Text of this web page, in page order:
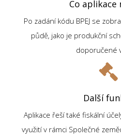
Co aplikace
Po zadání kódu BPEJ se
půdě, jako je produkční
doporučené
Další
Aplikace řeší také fiskální
využití v rámci Společné